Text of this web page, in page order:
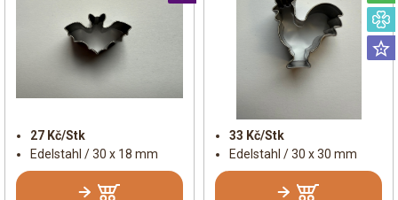
27 Kč/Stk
Edelstahl / 30 x 18 mm
33 Kč/Stk
Edelstahl / 30 x 30 mm